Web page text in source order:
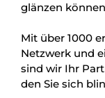
glänzen
Mit über 1000
Netzwerk und
sind wir Ihr
den Sie sich